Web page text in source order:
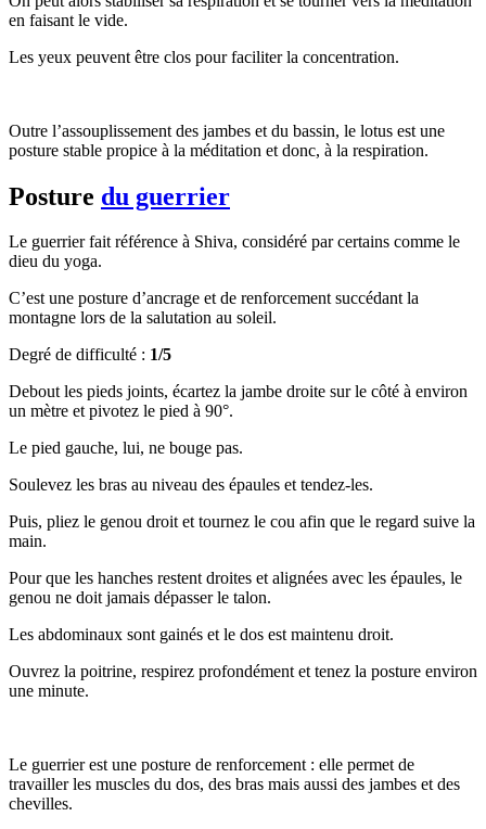
en faisant le vide.
Les yeux peuvent être clos pour faciliter la concentration.
Outre l’assouplissement des jambes et du bassin, le lotus est une
posture stable propice à la méditation et donc, à la respiration.
Posture du guerrier
Le guerrier fait référence à Shiva, considéré par certains comme le
dieu du yoga.
C’est une posture d’ancrage et de renforcement succédant la
montagne lors de la salutation au soleil.
Degré de difficulté : 1/5
Debout les pieds joints, écartez la jambe droite sur le côté à environ
un mètre et pivotez le pied à 90°.
Le pied gauche, lui, ne bouge pas.
Soulevez les bras au niveau des épaules et tendez-les.
Puis, pliez le genou droit et tournez le cou afin que le regard suive la
main.
Pour que les hanches restent droites et alignées avec les épaules, le
genou ne doit jamais dépasser le talon.
Les abdominaux sont gainés et le dos est maintenu droit.
Ouvrez la poitrine, respirez profondément et tenez la posture environ
une minute.
Le guerrier est une posture de renforcement : elle permet de
travailler les muscles du dos, des bras mais aussi des jambes et des
chevilles.